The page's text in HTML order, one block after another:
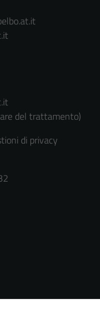
del trattamento)
di privacy